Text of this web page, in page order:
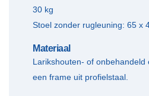
30 kg
Stoel zonder rugleuning: 65 x
Materiaal
Larikshouten- of onbehandeld
een frame uit profielstaal.